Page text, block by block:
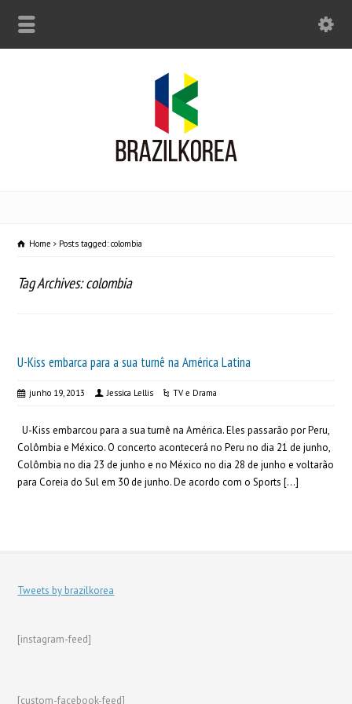
Home Posts tagged: colombia
Tag Archives: colombia
U-Kiss embarca para a sua turnê na América Latina
junho 19, 2013 Jessica Lellis TV e Drama
U-Kiss embarcou para a sua turnê na América. Eles passarão por Peru,
Colômbia e México. O concerto acontecerá no Peru no dia 21 de junho,
Colômbia no dia 23 de junho e no México no dia 28 de junho e voltarão
para Coreia do Sul em 30 de junho. De acordo com o Sports […]
Tweets by brazilkorea
[instagram-feed]
[custom-facebook-feed]